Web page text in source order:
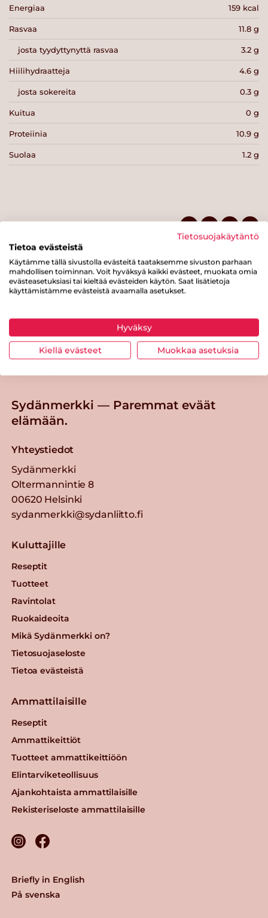
Energiaa 159 kcal
Rasvaa 11.8 g
josta tyydyttynyttä rasvaa 3.2 g
Hiilihydraatteja 4.6 g
josta sokereita 0.3 g
Kuitua 0 g
Proteiinia 10.9 g
Suolaa 1.2 g
Tulosta sivu Jaa tuote
Tästä merkistä tunnistat
Sydänmerkki-tuotteen
Sydänmerkki — Paremmat eväät
elämään.
Yhteystiedot
Sydänmerkki
Oltermannintie 8
00620 Helsinki
sydanmerkki@sydanliitto.fi
Kuluttajille
Reseptit
Tuotteet
Ravintolat
Ruokaideoita
Mikä Sydänmerkki on?
Tietosuojaseloste
Tietoa evästeistä
Ammattilaisille
Reseptit
Ammattikeittiöt
Tuotteet ammattikeittiöön
Elintarviketeollisuus
Ajankohtaista ammattilaisille
Rekisteriseloste ammattilaisille
Briefly in English
På svenska
Tietosuojakäytäntö
Tietoa evästeistä
Käytämme tällä sivustolla evästeitä taataksemme sivuston parhaan
mahdollisen toiminnan. Voit hyväksyä kaikki evästeet, muokata omia
evästeasetuksiasi tai kieltää evästeiden käytön. Saat lisätietoja
käyttämistämme evästeistä avaamalla asetukset.
Hyväksy
Kiellä evästeet Muokkaa asetuksia